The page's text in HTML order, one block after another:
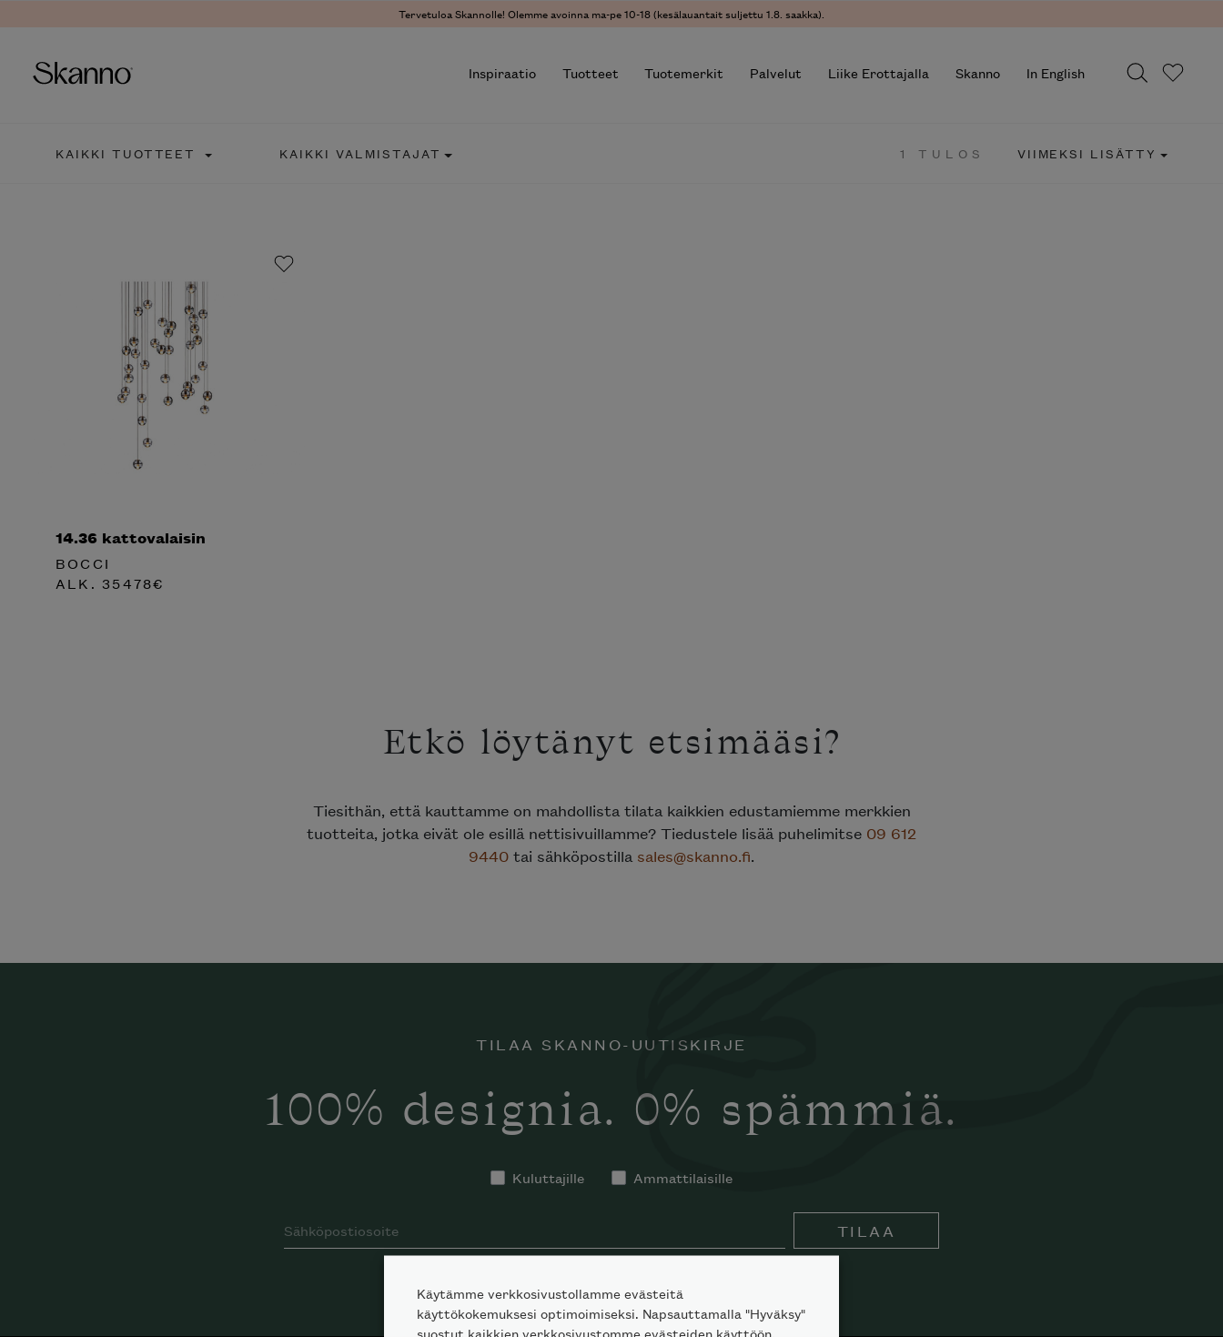
Tervetuloa Skannolle! Olemme avoinna ma-pe 10-18 (kesälauantait suljettu 1.8. saakka).
Inspiraatio Tuotteet Tuotemerkit Palvelut Liike Erottajalla Skanno In English
KAIKKI TUOTTEET KAIKKI VALMISTAJAT 1 TULOS VIIMEKSI LISÄTTY
14.36 kattovalaisin
BOCCI
ALK. 35478€
Etkö löytänyt etsimääsi?
Tiesithän, että kauttamme on mahdollista tilata kaikkien edustamiemme merkkien
tuotteita, jotka eivät ole esillä nettisivuillamme? Tiedustele lisää puhelimitse 09 612
9440 tai sähköpostilla sales@skanno.fi.
TILAA SKANNO-UUTISKIRJE
100% designia. 0% spämmiä.
Kuluttajille Ammattilaisille
TILAA
Käytämme verkkosivustollamme evästeitä
käyttökokemuksesi optimoimiseksi. Napsauttamalla "Hyväksy"
suostut kaikkien verkkosivustomme evästeiden käyttöön.